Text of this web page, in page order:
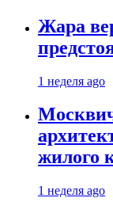
Жара
1 неделя ago
жилого
1 неделя ago